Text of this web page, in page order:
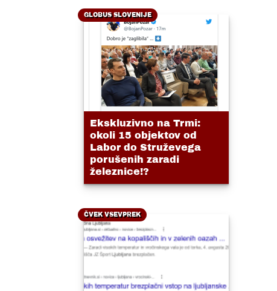
GLOBUS SLOVENIJE
Ekskluzivno na Trmi:
okoli 15 objektov od
Labor do Struževega
porušenih zaradi
železnice!?
ČVEK VSEVPREK